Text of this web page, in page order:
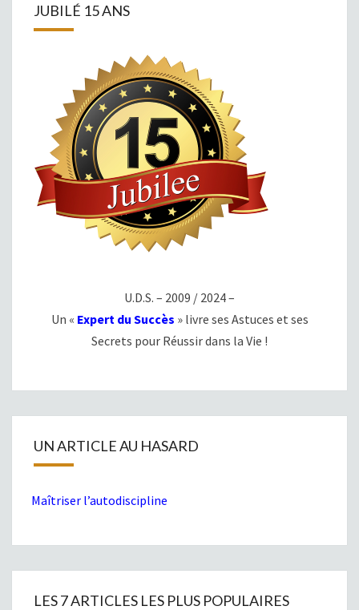
JUBILÉ 15 ANS
U.D.S. – 2009 / 2024 –
Un « Expert du Succès » livre ses Astuces et ses
Secrets pour Réussir dans la Vie !
UN ARTICLE AU HASARD
Maîtriser l’autodiscipline
LES 7 ARTICLES LES PLUS POPULAIRES